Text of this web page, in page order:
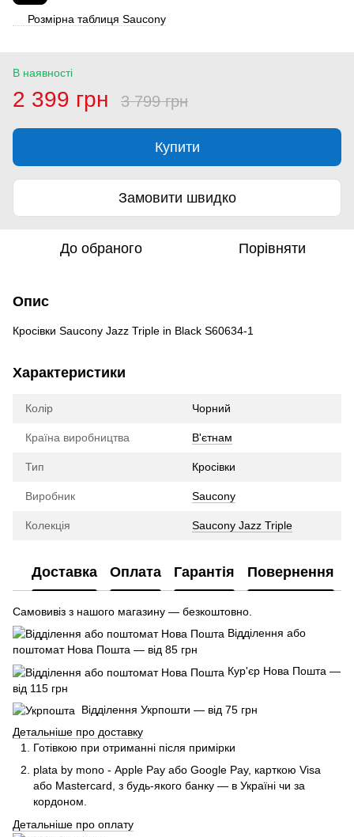
Розмірна таблиця Saucony
В наявності
2 399 грн 3 799 грн
Купити
Замовити швидко
До обраного Порівняти
Опис
Кросівки Saucony Jazz Triple in Black S60634-1
Характеристики
Колір Чорний
Країна виробництва В'єтнам
Тип Кросівки
Виробник Saucony
Колекція Saucony Jazz Triple
Доставка Оплата Гарантія Повернення
Самовивіз з нашого магазину — безкоштовно.
Відділення або
поштомат Нова Пошта — від 85 грн
Кур'єр Нова Пошта —
від 115 грн
Відділення Укрпошти — від 75 грн
Детальніше про доставку
Готівкою при отриманні після примірки
plata by mono - Apple Pay або Google Pay, карткою Visa
або Mastercard, з будь-якого банку — в Україні чи за
кордоном.
Детальніше про оплату